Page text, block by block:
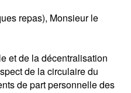
repas), Monsieur le
et de la décentralisation
de la circulaire du
de part personnelle des